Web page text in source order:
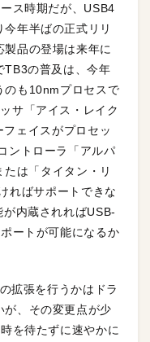
ス時期だが、USB4
年半ばの正式リリ
品の登場は来年に
TB3の普及は、今年
のも10nmプロセスで
サ「アイス・レイク
ェイスがプロセッ
ントローラ「アルパ
は「タイタン・リ
ればサポートできな
内蔵されればUSB-
ートが可能になるか
拡張を行うかはドラ
が、その変更点が少
を待たずに速やかに